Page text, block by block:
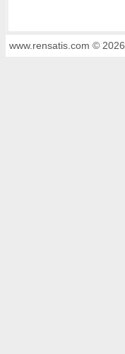
www.rensatis.com © 2026